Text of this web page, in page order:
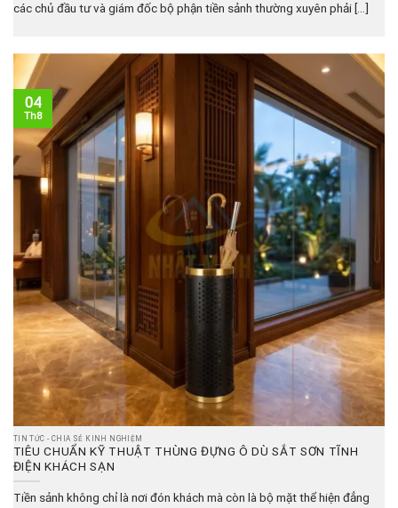
các chủ đầu tư và giám đốc bộ phận tiền sảnh thường xuyên phải [...]
TIN TỨC - CHIA SẺ KINH NGHIỆM
TIÊU CHUẨN KỸ THUẬT THÙNG ĐỰNG Ô DÙ SẮT SƠN TĨNH
ĐIỆN KHÁCH SẠN
Tiền sảnh không chỉ là nơi đón khách mà còn là bộ mặt thể hiện đẳng
04
Th8